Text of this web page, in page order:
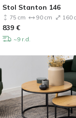
Stol Stanton 146
75 cm 90 cm 160
839 €
~9 r.d.